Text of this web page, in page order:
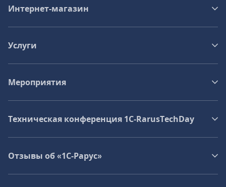
Интернет-магазин
Услуги
Мероприятия
Техническая конференция 1C‑RarusTechDay
Отзывы об «1С-Рарус»